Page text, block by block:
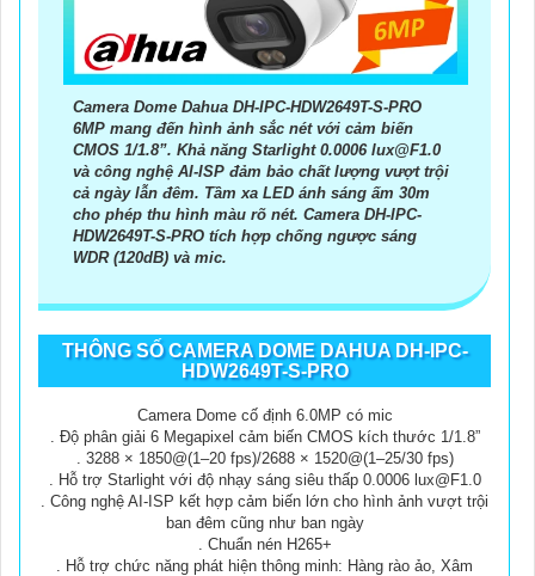
Camera Dome Dahua DH-IPC-HDW2649T-S-PRO
6MP mang đến hình ảnh sắc nét với cảm biến
CMOS 1/1.8”. Khả năng Starlight 0.0006 lux@F1.0
và công nghệ AI-ISP đảm bảo chất lượng vượt trội
cả ngày lẫn đêm. Tầm xa LED ánh sáng ấm 30m
cho phép thu hình màu rõ nét. Camera DH-IPC-
HDW2649T-S-PRO tích hợp chống ngược sáng
WDR (120dB) và mic.
THÔNG SỐ CAMERA DOME DAHUA DH-IPC-
HDW2649T-S-PRO
Camera Dome cố định 6.0MP có mic
. Độ phân giải 6 Megapixel cảm biến CMOS kích thước 1/1.8”
. 3288 × 1850@(1–20 fps)/2688 × 1520@(1–25/30 fps)
. Hỗ trợ Starlight với độ nhạy sáng siêu thấp 0.0006 lux@F1.0
. Công nghệ AI-ISP kết hợp cảm biến lớn cho hình ảnh vượt trội
ban đêm cũng như ban ngày
. Chuẩn nén H265+
. Hỗ trợ chức năng phát hiện thông minh: Hàng rào ảo, Xâm